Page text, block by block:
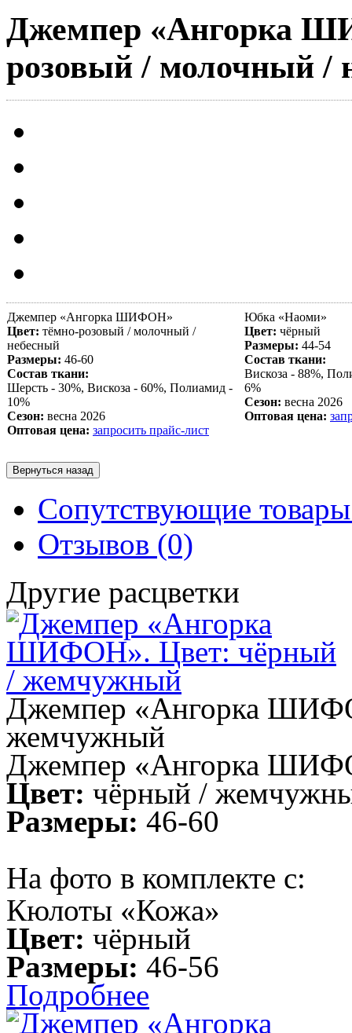
Джемпер «Ангорка
розовый / молочный /
Джемпер «Ангорка ШИФОН»
Цвет: тёмно-розовый / молочный /
небесный
Размеры: 46-60
Состав ткани:
Шерсть - 30%, Вискоза - 60%, Полиамид -
10%
Сезон: весна 2026
Оптовая цена: запросить прайс-лист
Юбка «Наоми»
Цвет: чёрный
Размеры: 44-54
Состав ткани:
Вискоза - 88%,
6%
Сезон: весна 2026
Оптовая цена:
Сопутствующие
Отзывов (0)
Другие расцветки
Джемпер «Ангорка
жемчужный
Джемпер «Ангорка
Цвет: чёрный /
Размеры: 46-60
На фото в комплекте с:
Кюлоты «Кожа»
Цвет: чёрный
Размеры: 46-56
Подробнее